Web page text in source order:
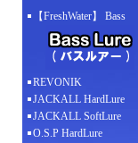
【FreshWater】 Bass
REVONIK
JACKALL HardLure
JACKALL SoftLure
O.S.P HardLure